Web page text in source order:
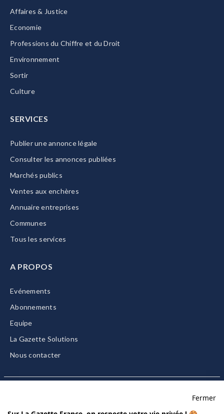
Affaires & Justice
Economie
Professions du Chiffre et du Droit
Environnement
Sortir
Culture
SERVICES
Publier une annonce légale
Consulter les annonces publiées
Marchés publics
Ventes aux enchères
Annuaire entreprises
Communes
Tous les services
A PROPOS
Evénements
Abonnements
Equipe
La Gazette Solutions
Nous contacter
Fermer